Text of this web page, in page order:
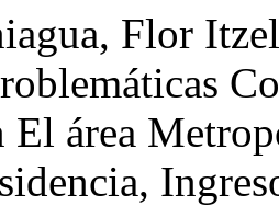
Flor
El área